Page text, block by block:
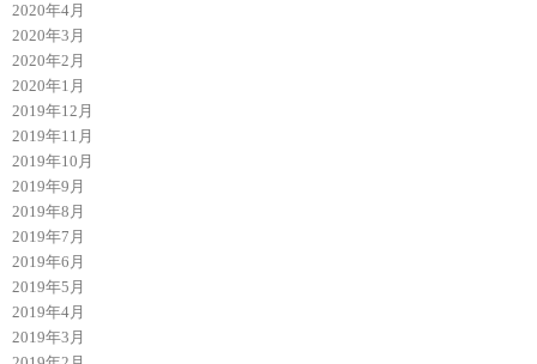
2020年4月
2020年3月
2020年2月
2020年1月
2019年12月
2019年11月
2019年10月
2019年9月
2019年8月
2019年7月
2019年6月
2019年5月
2019年4月
2019年3月